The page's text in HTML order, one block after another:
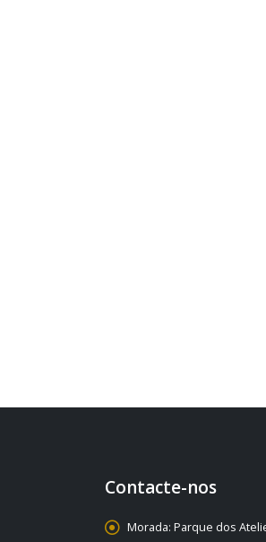
Contacte-nos
Morada: Parque dos